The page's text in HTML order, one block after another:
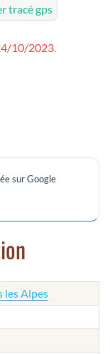
tracé gps
10/2023.
sur Google
les Alpes